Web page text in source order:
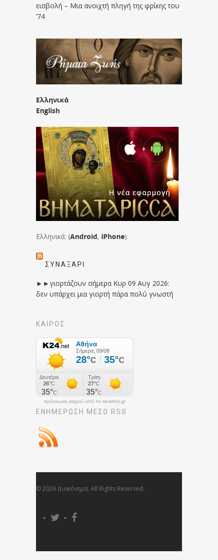
εισβολή – Μια ανοιχτή πληγή της φρίκης του
’74
Ελληνικά
English
Ελληνικά: (Android, iPhone)
ΣΥΝΑΞΆΡΙ
►►γιορτάζουν σήμερα Κυρ 09 Αυγ 2026:
δεν υπάρχει μια γιορτή πάρα πολύ γνωστή
ΚΑΙΡΟΣ
πρόγνωση καιρού από το weather.gr
ΕΝΗΜΈΡΩΣΉ ΜΕΣΩ RSS
© 2026 Διακόνημα. All Rights Reserved.